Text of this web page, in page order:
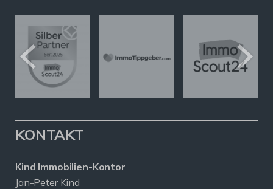
KONTAKT
Kind Immobilien-Kontor
Jan-Peter Kind